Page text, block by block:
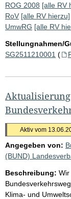
ROG 2008 [alle RV
RoV [alle RV hierzu]
UmwRG [alle RV
Stellungnahmen/
SG2511210001 (
Aktiv vom
Angegeben von:
(BUND)
Beschreibung:
Klima- und